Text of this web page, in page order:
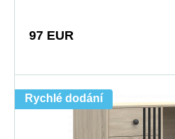
97 EUR
Rychlé dodání